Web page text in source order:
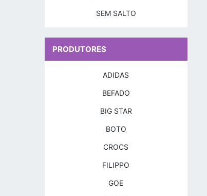
SEM SALTO
PRODUTORES
ADIDAS
BEFADO
BIG STAR
BOTO
CROCS
FILIPPO
GOE